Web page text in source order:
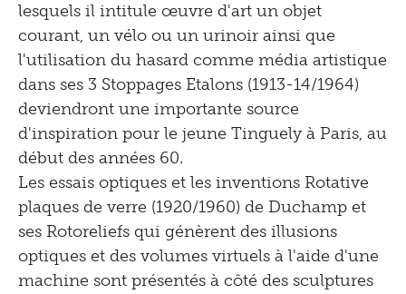
2008
2007
2006
2005
2004
2003
2002
2001
lesquels il intitule œuvre d'art un objet
courant, un vélo ou un urinoir ainsi que
l'utilisation du hasard comme média artistique
dans ses 3 Stoppages Etalons (1913-14/1964)
deviendront une importante source
d'inspiration pour le jeune Tinguely à Paris, au
début des années 60.
Les essais optiques et les inventions Rotative
plaques de verre (1920/1960) de Duchamp et
ses Rotoreliefs qui génèrent des illusions
optiques et des volumes virtuels à l'aide d'une
machine sont présentés à côté des sculptures